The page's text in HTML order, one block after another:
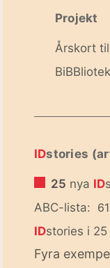
Projekt
Årskort
IDstories
25 nya ID
ABC-lista:
IDstories i
Fyra